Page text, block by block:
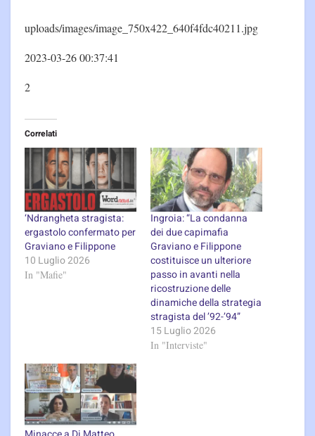
uploads/images/image_750x422_640f4fdc40211.jpg
2023-03-26 00:37:41
2
Correlati
‘Ndrangheta stragista:
ergastolo confermato per
Graviano e Filippone
10 Luglio 2026
In "Mafie"
Ingroia: “La condanna
dei due capimafia
Graviano e Filippone
costituisce un ulteriore
passo in avanti nella
ricostruzione delle
dinamiche della strategia
stragista del ’92-’94”
15 Luglio 2026
In "Interviste"